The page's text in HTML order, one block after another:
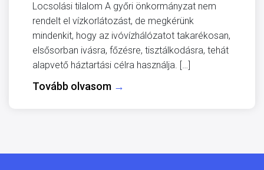
Locsolási tilalom A győri önkormányzat nem
rendelt el vízkorlátozást, de megkérünk
mindenkit, hogy az ivóvízhálózatot takarékosan,
elsősorban ivásra, főzésre, tisztálkodásra, tehát
alapvető háztartási célra használja. […]
Tovább olvasom →